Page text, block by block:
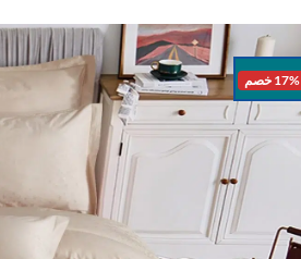
17% خصم